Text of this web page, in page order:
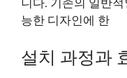
니다. 기존의 일반
능한 디자인에 한
설치 과정과